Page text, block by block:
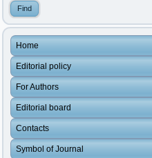
Home
Editorial policy
For Authors
Editorial board
Contacts
Symbol of Journal